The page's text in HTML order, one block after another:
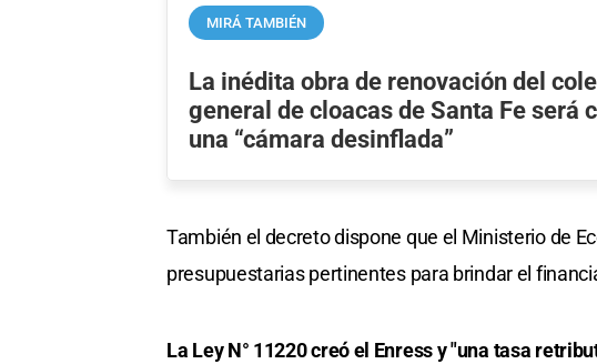
MIRÁ TAMBIÉN
La inédita obra de renovación del
general de cloacas de Santa Fe será
una “cámara desinflada”
También el decreto dispone que el Ministerio de
presupuestarias pertinentes para brindar el
La Ley N° 11220 creó el Enress y "una tasa